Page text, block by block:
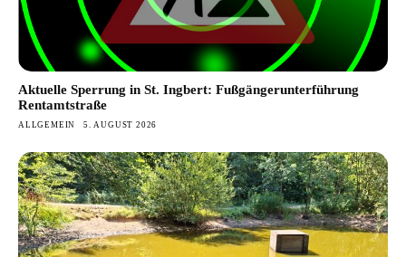
Aktuelle Sperrung in St. Ingbert: Fußgängerunterführung
Rentamtstraße
ALLGEMEIN 5. AUGUST 2026